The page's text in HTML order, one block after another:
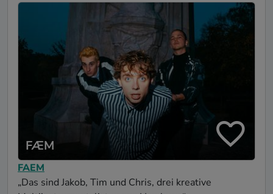
FÆM
FAEM
„Das sind Jakob, Tim und Chris, drei kreative